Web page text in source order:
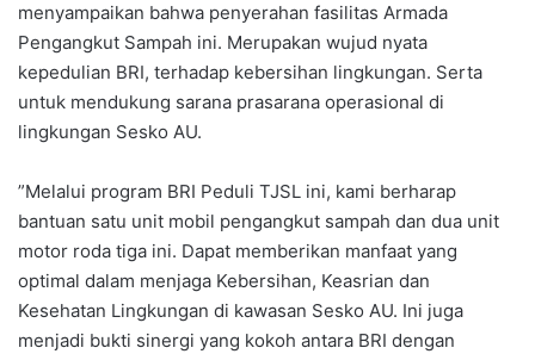
menyampaikan bahwa penyerahan fasilitas Armada
Pengangkut Sampah ini. Merupakan wujud nyata
kepedulian BRI, terhadap kebersihan lingkungan. Serta
untuk mendukung sarana prasarana operasional di
lingkungan Sesko AU.
​”Melalui program BRI Peduli TJSL ini, kami berharap
bantuan satu unit mobil pengangkut sampah dan dua unit
motor roda tiga ini. Dapat memberikan manfaat yang
optimal dalam menjaga Kebersihan, Keasrian dan
Kesehatan Lingkungan di kawasan Sesko AU. Ini juga
menjadi bukti sinergi yang kokoh antara BRI dengan